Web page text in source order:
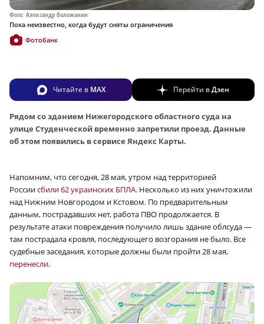
Фото: Александр Воложанин
Пока неизвестно, когда будут сняты ограничения
Фотобанк
Читайте в MAX Перейти вДзен
Рядом со зданием Нижегородского областного суда на
улице Студенческой временно запретили проезд. Данные
об этом появились в сервисе Яндекс Карты.
Напомним, что сегодня, 28 мая, утром над территорией
Россиисбили 62 украинских БПЛА. Несколько из них уничтожили
над Нижним Новгородом и Кстовом. По предварительным
данным, пострадавших нет, работа ПВО продолжается. В
результате атаки повреждения получило лишь здание облсуда —
там пострадала кровля, последующего возгорания не было. Все
судебные заседания, которые должны были пройти 28 мая,
перенесли.